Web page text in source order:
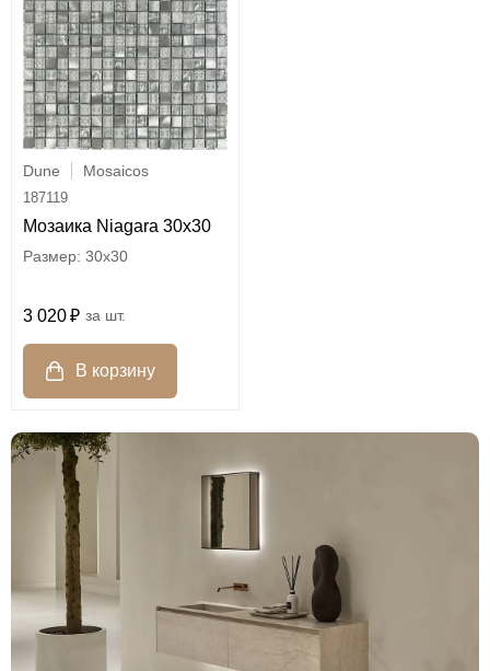
Dune Mosaicos
187119
Мозаика Niagara 30x30
30x30
3 020 шт.